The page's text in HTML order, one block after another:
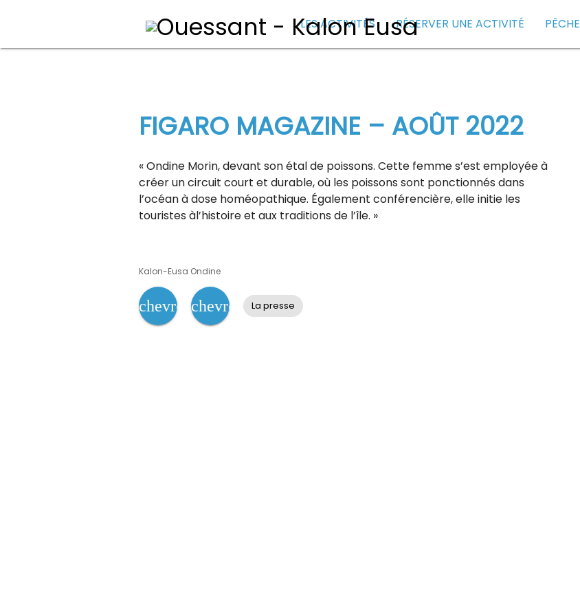
LES ACTIVITÉS RÉSERVER UNE ACTIVITÉ PÊCHE
FIGARO MAGAZINE – AOÛT 2022
« Ondine Morin, devant son étal de poissons. Cette femme s’est employée à
créer un circuit court et durable, où les poissons sont ponctionnés dans
l’océan à dose homéopathique. Également conférencière, elle initie les
touristes àl’histoire et aux traditions de l’île. »
Kalon-Eusa Ondine
chevron_leftchevron_right
La presse